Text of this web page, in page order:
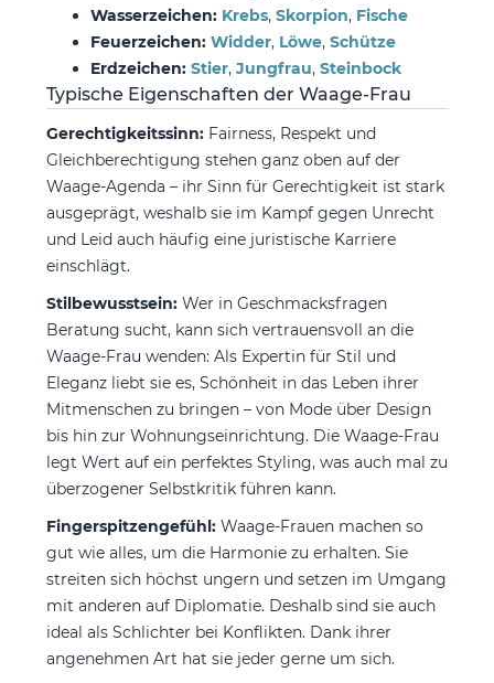
Wasserzeichen: Krebs, Skorpion, Fische
Feuerzeichen: Widder, Löwe, Schütze
Erdzeichen: Stier, Jungfrau, Steinbock
Typische Eigenschaften der Waage-Frau
Gerechtigkeitssinn:Fairness, Respekt und
Gleichberechtigung stehen ganz oben auf der
Waage-Agenda – ihr Sinn für Gerechtigkeit ist stark
ausgeprägt, weshalb sie im Kampf gegen Unrecht
und Leid auch häufig eine juristische Karriere
einschlägt.
Stilbewusstsein:Wer in Geschmacksfragen
Beratung sucht, kann sich vertrauensvoll an die
Waage-Frau wenden: Als Expertin für Stil und
Eleganz liebt sie es, Schönheit in das Leben ihrer
Mitmenschen zu bringen – von Mode über Design
bis hin zur Wohnungseinrichtung. Die Waage-Frau
legt Wert auf ein perfektes Styling, was auch mal zu
überzogener Selbstkritik führen kann.
Fingerspitzengefühl:Waage-Frauen machen so
gut wie alles, um die Harmonie zu erhalten. Sie
streiten sich höchst ungern und setzen im Umgang
mit anderen auf Diplomatie. Deshalb sind sie auch
ideal als Schlichter bei Konflikten. Dank ihrer
angenehmen Art hat sie jeder gerne um sich.